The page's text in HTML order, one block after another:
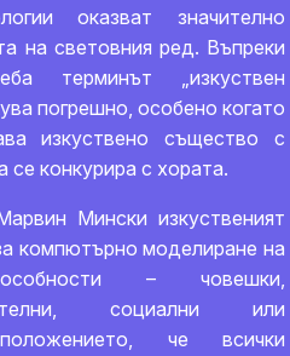
оказват значително
на световния ред. Въпреки
терминът „изкуствен
погрешно, особено когато
изкуствено същество с
конкурира с хората.
Мински изкуственият
компютърно моделиране на
– човешки,
социални или
че всички